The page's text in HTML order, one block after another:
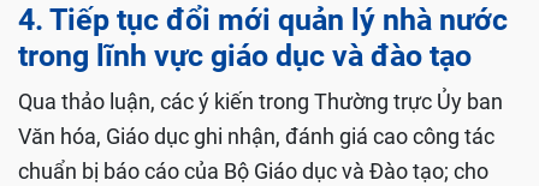
4. Tiếp tục đổi mới quản lý nhà nước
trong lĩnh vực giáo dục và đào tạo
Qua thảo luận, các ý kiến trong Thường trực Ủy ban
Văn hóa, Giáo dục ghi nhận, đánh giá cao công tác
chuẩn bị báo cáo của Bộ Giáo dục và Đào tạo; cho